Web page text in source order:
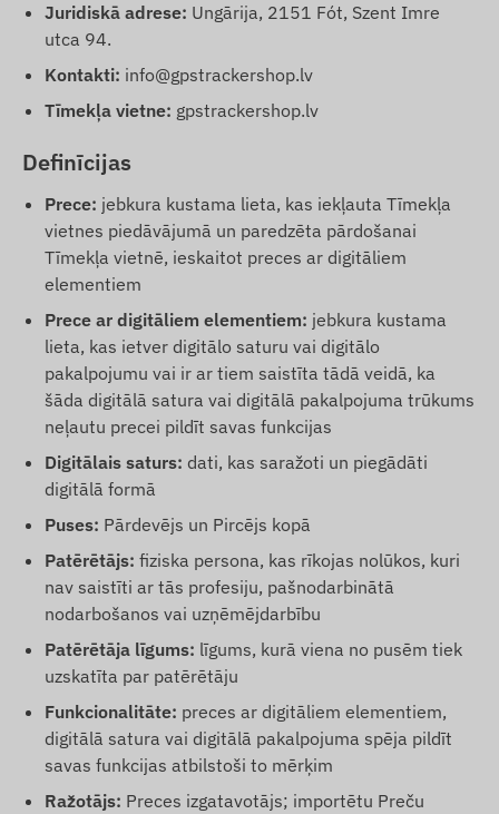
Juridiskā adrese: Ungārija, 2151 Fót, Szent Imre
utca 94.
Kontakti: info@gpstrackershop.lv
Tīmekļa vietne: gpstrackershop.lv
Definīcijas
Prece: jebkura kustama lieta, kas iekļauta Tīmekļa
vietnes piedāvājumā un paredzēta pārdošanai
Tīmekļa vietnē, ieskaitot preces ar digitāliem
elementiem
Prece ar digitāliem elementiem: jebkura kustama
lieta, kas ietver digitālo saturu vai digitālo
pakalpojumu vai ir ar tiem saistīta tādā veidā, ka
šāda digitālā satura vai digitālā pakalpojuma trūkums
neļautu precei pildīt savas funkcijas
Digitālais saturs: dati, kas saražoti un piegādāti
digitālā formā
Puses: Pārdevējs un Pircējs kopā
Patērētājs: fiziska persona, kas rīkojas nolūkos, kuri
nav saistīti ar tās profesiju, pašnodarbinātā
nodarbošanos vai uzņēmējdarbību
Patērētāja līgums: līgums, kurā viena no pusēm tiek
uzskatīta par patērētāju
Funkcionalitāte: preces ar digitāliem elementiem,
digitālā satura vai digitālā pakalpojuma spēja pildīt
savas funkcijas atbilstoši to mērķim
Ražotājs: Preces izgatavotājs; importētu Preču